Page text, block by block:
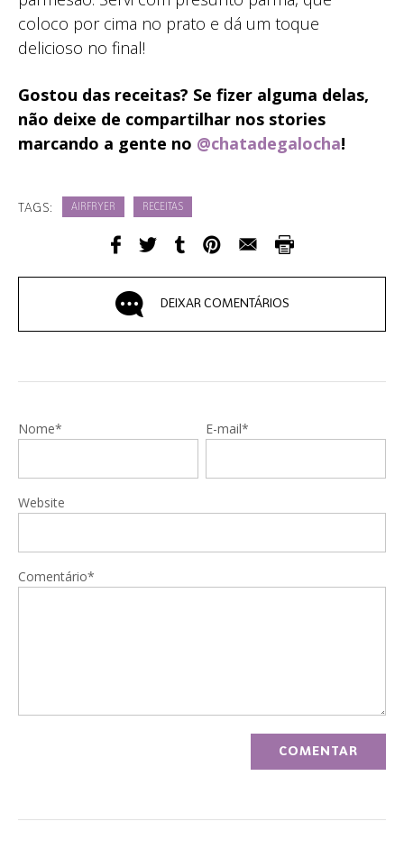
coloco por cima no prato e dá um toque
delicioso no final!
Gostou das receitas? Se fizer alguma delas,
não deixe de compartilhar nos stories
marcando a gente no @chatadegalocha!
TAGS: AIRFRYER RECEITAS
DEIXAR COMENTÁRIOS
Nome* E-mail*
Website
Comentário*